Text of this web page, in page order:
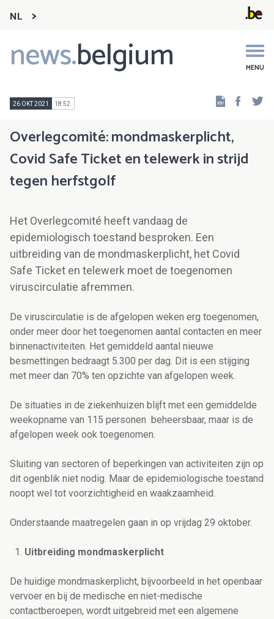
NL
news.belgium MENU
Main
navigation
26 OKT 2021 18:52
Overlegcomité: mondmaskerplicht,
Covid Safe Ticket en telewerk in strijd
tegen herfstgolf
Het Overlegcomité heeft vandaag de
epidemiologisch toestand besproken. Een
uitbreiding van de mondmaskerplicht, het Covid
Safe Ticket en telewerk moet de toegenomen
viruscirculatie afremmen.
De viruscirculatie is de afgelopen weken erg toegenomen,
onder meer door het toegenomen aantal contacten en meer
binnenactiviteiten. Het gemiddeld aantal nieuwe
besmettingen bedraagt 5.300 per dag. Dit is een stijging
met meer dan 70% ten opzichte van afgelopen week.
De situaties in de ziekenhuizen blijft met een gemiddelde
weekopname van 115 personen beheersbaar, maar is de
afgelopen week ook toegenomen.
Sluiting van sectoren of beperkingen van activiteiten zijn op
dit ogenblik niet nodig. Maar de epidemiologische toestand
noopt wel tot voorzichtigheid en waakzaamheid.
Onderstaande maatregelen gaan in op vrijdag 29 oktober.
Uitbreiding mondmaskerplicht
De huidige mondmaskerplicht, bijvoorbeeld in het openbaar
vervoer en bij de medische en niet-medische
contactberoepen, wordt uitgebreid met een algemene